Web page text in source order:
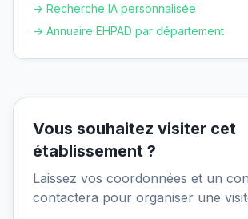
→ Recherche IA personnalisée
→ Annuaire EHPAD par département
Vous souhaitez visiter cet
établissement ?
Laissez vos coordonnées et un
contactera pour organiser une